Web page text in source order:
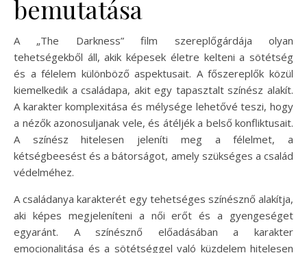
bemutatása
A „The Darkness” film szereplőgárdája olyan
tehetségekből áll, akik képesek életre kelteni a sötétség
és a félelem különböző aspektusait. A főszereplők közül
kiemelkedik a családapa, akit egy tapasztalt színész alakít.
A karakter komplexitása és mélysége lehetővé teszi, hogy
a nézők azonosuljanak vele, és átéljék a belső konfliktusait.
A színész hitelesen jeleníti meg a félelmet, a
kétségbeesést és a bátorságot, amely szükséges a család
védelméhez.
A családanya karakterét egy tehetséges színésznő alakítja,
aki képes megjeleníteni a női erőt és a gyengeséget
egyaránt. A színésznő előadásában a karakter
emocionalitása és a sötétséggel való küzdelem hitelesen